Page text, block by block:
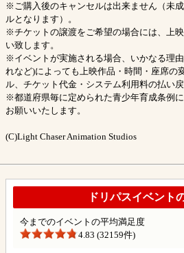
※ご購入後のキャンセルは出来ません（未
ルとなります）。
※チケットの譲渡をご希望の場合には、上
い致します。
※イベントが実施される場合、いかなる理
れなど)によっても上映作品・時間・座席の
ル、チケット代金・システム利用料の払い戻
※都道府県毎に定められた青少年育成条例
お願いいたします。
(C)Light Chaser Animation Studios
ドリパスイベント
今までのイベントの平均満足度
4.83 (32159件)